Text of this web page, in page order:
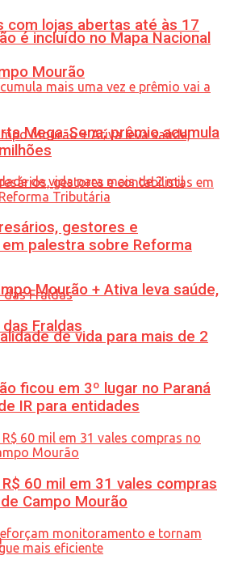
com lojas abertas até às 17
Mourão
Mourão + Ativa leva saúde,
de vida para mais de 2
é incluído no Mapa Nacional
Mega-Sena; prêmio acumula
gestores e
palestra sobre Reforma
Fraldas
ficou em 3º lugar no Paraná
IR para entidades
R$ 60 mil em 31 vales compras
Campo Mourão